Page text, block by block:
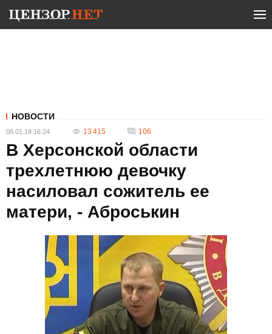
НОВОСТИ
08.01.18 16:24 13 415 106
В Херсонской области
трехлетнюю девочку
насиловал сожитель ее
матери, - Аброськин